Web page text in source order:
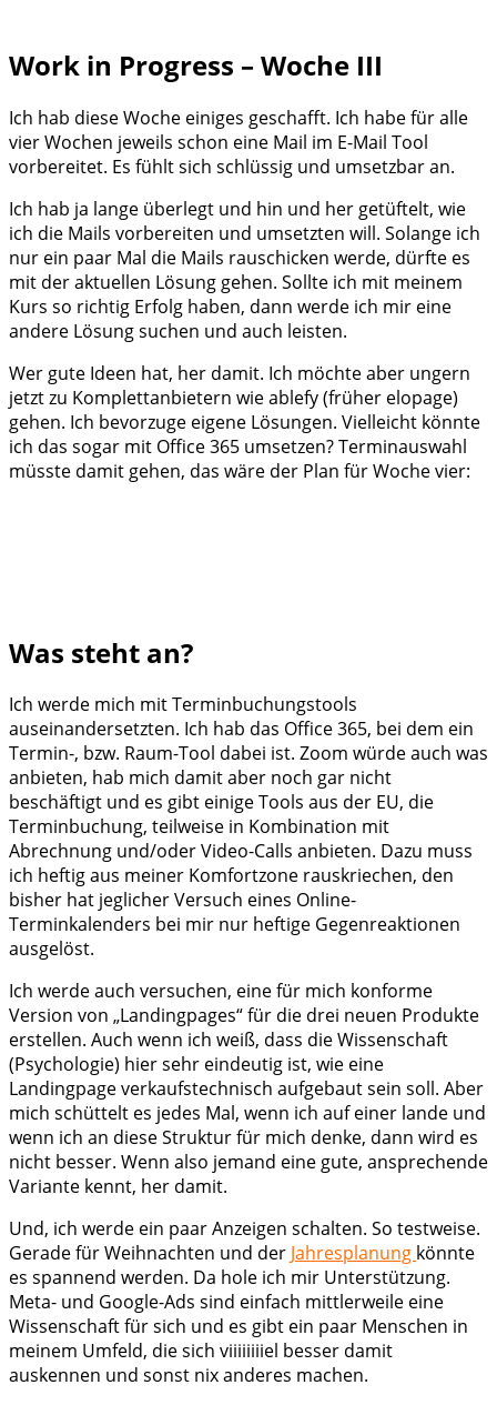
Work in Progress – Woche III
Ich hab diese Woche einiges geschafft. Ich habe für alle
vier Wochen jeweils schon eine Mail im E-Mail Tool
vorbereitet. Es fühlt sich schlüssig und umsetzbar an.
Ich hab ja lange überlegt und hin und her getüftelt, wie
ich die Mails vorbereiten und umsetzten will. Solange ich
nur ein paar Mal die Mails rauschicken werde, dürfte es
mit der aktuellen Lösung gehen. Sollte ich mit meinem
Kurs so richtig Erfolg haben, dann werde ich mir eine
andere Lösung suchen und auch leisten.
Wer gute Ideen hat, her damit. Ich möchte aber ungern
jetzt zu Komplettanbietern wie ablefy (früher elopage)
gehen. Ich bevorzuge eigene Lösungen. Vielleicht könnte
ich das sogar mit Office 365 umsetzen? Terminauswahl
müsste damit gehen, das wäre der Plan für Woche vier:
Was steht an?
Ich werde mich mit Terminbuchungstools
auseinandersetzten. Ich hab das Office 365, bei dem ein
Termin-, bzw. Raum-Tool dabei ist. Zoom würde auch was
anbieten, hab mich damit aber noch gar nicht
beschäftigt und es gibt einige Tools aus der EU, die
Terminbuchung, teilweise in Kombination mit
Abrechnung und/oder Video-Calls anbieten. Dazu muss
ich heftig aus meiner Komfortzone rauskriechen, den
bisher hat jeglicher Versuch eines Online-
Terminkalenders bei mir nur heftige Gegenreaktionen
ausgelöst.
Ich werde auch versuchen, eine für mich konforme
Version von „Landingpages“ für die drei neuen Produkte
erstellen. Auch wenn ich weiß, dass die Wissenschaft
(Psychologie) hier sehr eindeutig ist, wie eine
Landingpage verkaufstechnisch aufgebaut sein soll. Aber
mich schüttelt es jedes Mal, wenn ich auf einer lande und
wenn ich an diese Struktur für mich denke, dann wird es
nicht besser. Wenn also jemand eine gute, ansprechende
Variante kennt, her damit.
Und, ich werde ein paar Anzeigen schalten. So testweise.
Gerade für Weihnachten und der Jahresplanung könnte
es spannend werden. Da hole ich mir Unterstützung.
Meta- und Google-Ads sind einfach mittlerweile eine
Wissenschaft für sich und es gibt ein paar Menschen in
meinem Umfeld, die sich viiiiiiiiel besser damit
auskennen und sonst nix anderes machen.